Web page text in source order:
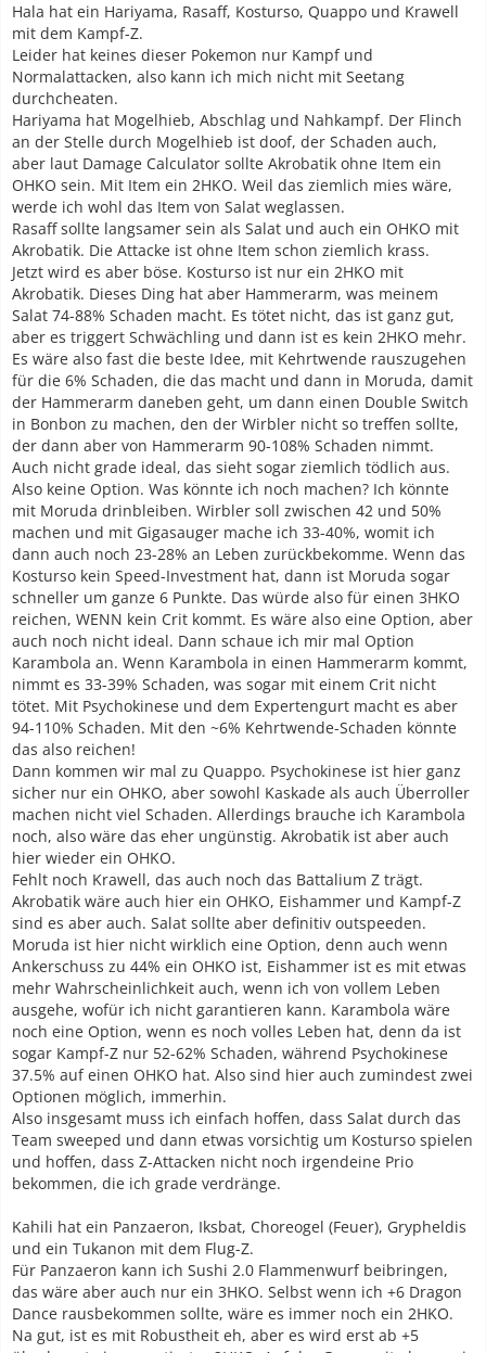
Hala hat ein Hariyama, Rasaff, Kosturso, Quappo und Krawell
mit dem Kampf-Z.
Leider hat keines dieser Pokemon nur Kampf und
Normalattacken, also kann ich mich nicht mit Seetang
durchcheaten.
Hariyama hat Mogelhieb, Abschlag und Nahkampf. Der Flinch
an der Stelle durch Mogelhieb ist doof, der Schaden auch,
aber laut Damage Calculator sollte Akrobatik ohne Item ein
OHKO sein. Mit Item ein 2HKO. Weil das ziemlich mies wäre,
werde ich wohl das Item von Salat weglassen.
Rasaff sollte langsamer sein als Salat und auch ein OHKO mit
Akrobatik. Die Attacke ist ohne Item schon ziemlich krass.
Jetzt wird es aber böse. Kosturso ist nur ein 2HKO mit
Akrobatik. Dieses Ding hat aber Hammerarm, was meinem
Salat 74-88% Schaden macht. Es tötet nicht, das ist ganz gut,
aber es triggert Schwächling und dann ist es kein 2HKO mehr.
Es wäre also fast die beste Idee, mit Kehrtwende rauszugehen
für die 6% Schaden, die das macht und dann in Moruda, damit
der Hammerarm daneben geht, um dann einen Double Switch
in Bonbon zu machen, den der Wirbler nicht so treffen sollte,
der dann aber von Hammerarm 90-108% Schaden nimmt.
Auch nicht grade ideal, das sieht sogar ziemlich tödlich aus.
Also keine Option. Was könnte ich noch machen? Ich könnte
mit Moruda drinbleiben. Wirbler soll zwischen 42 und 50%
machen und mit Gigasauger mache ich 33-40%, womit ich
dann auch noch 23-28% an Leben zurückbekomme. Wenn das
Kosturso kein Speed-Investment hat, dann ist Moruda sogar
schneller um ganze 6 Punkte. Das würde also für einen 3HKO
reichen, WENN kein Crit kommt. Es wäre also eine Option, aber
auch noch nicht ideal. Dann schaue ich mir mal Option
Karambola an. Wenn Karambola in einen Hammerarm kommt,
nimmt es 33-39% Schaden, was sogar mit einem Crit nicht
tötet. Mit Psychokinese und dem Expertengurt macht es aber
94-110% Schaden. Mit den ~6% Kehrtwende-Schaden könnte
das also reichen!
Dann kommen wir mal zu Quappo. Psychokinese ist hier ganz
sicher nur ein OHKO, aber sowohl Kaskade als auch Überroller
machen nicht viel Schaden. Allerdings brauche ich Karambola
noch, also wäre das eher ungünstig. Akrobatik ist aber auch
hier wieder ein OHKO.
Fehlt noch Krawell, das auch noch das Battalium Z trägt.
Akrobatik wäre auch hier ein OHKO, Eishammer und Kampf-Z
sind es aber auch. Salat sollte aber definitiv outspeeden.
Moruda ist hier nicht wirklich eine Option, denn auch wenn
Ankerschuss zu 44% ein OHKO ist, Eishammer ist es mit etwas
mehr Wahrscheinlichkeit auch, wenn ich von vollem Leben
ausgehe, wofür ich nicht garantieren kann. Karambola wäre
noch eine Option, wenn es noch volles Leben hat, denn da ist
sogar Kampf-Z nur 52-62% Schaden, während Psychokinese
37.5% auf einen OHKO hat. Also sind hier auch zumindest zwei
Optionen möglich, immerhin.
Also insgesamt muss ich einfach hoffen, dass Salat durch das
Team sweeped und dann etwas vorsichtig um Kosturso spielen
und hoffen, dass Z-Attacken nicht noch irgendeine Prio
bekommen, die ich grade verdränge.
Kahili hat ein Panzaeron, Iksbat, Choreogel (Feuer), Grypheldis
und ein Tukanon mit dem Flug-Z.
Für Panzaeron kann ich Sushi 2.0 Flammenwurf beibringen,
das wäre aber auch nur ein 3HKO. Selbst wenn ich +6 Dragon
Dance rausbekommen sollte, wäre es immer noch ein 2HKO.
Na gut, ist es mit Robustheit eh, aber es wird erst ab +5